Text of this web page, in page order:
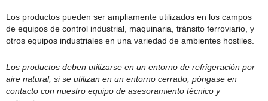
Los productos pueden ser ampliamente utilizados en los campos
de equipos de control industrial, maquinaria, tránsito ferroviario, y
otros equipos industriales en una variedad de ambientes hostiles.
Los productos deben utilizarse en un entorno de refrigeración por
aire natural; si se utilizan en un entorno cerrado, póngase en
contacto con nuestro equipo de asesoramiento técnico y